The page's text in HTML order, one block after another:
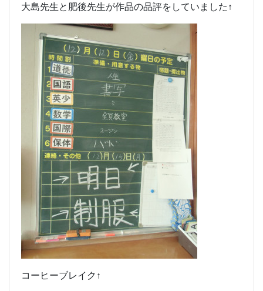
大島先生と肥後先生が作品の品評をしていました↑
コーヒーブレイク↑